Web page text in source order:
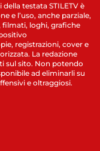
testata STILETV è
e l’uso, anche parziale,
loghi, grafiche
registrazioni, cover e
La redazione
sul sito. Non potendo
ad eliminarli su
e oltraggiosi.